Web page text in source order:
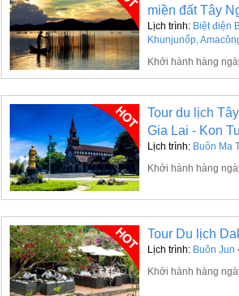
miền đất Tây
Lịch trình: Biệt điện
Khunjunốp,
Khởi hành hàng
Tour du lịch
Gia Lai - Kon
Lịch trình: Buôn Ma
Khởi hành hàng
Tour Du lịch
Lịch trình: Buôn Jun
Khởi hành hàng